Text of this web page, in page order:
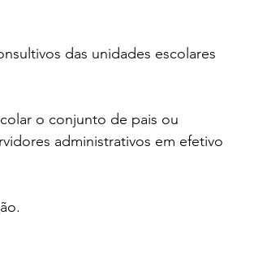
das unidades escolares
o conjunto de pais ou
administrativos em efetivo